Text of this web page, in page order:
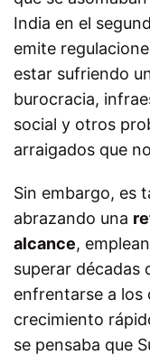
India en el
emite
estar sufriendo
burocracia,
social y otros
arraigados que
Sin embargo, es
abrazando una
alcance,
superar décadas
enfrentarse a los
crecimiento
se pensaba que